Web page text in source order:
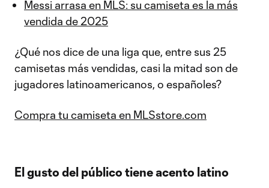
Messi arrasa en MLS: su camiseta es la más
vendida de 2025
¿Qué nos dice de una liga que, entre sus 25
camisetas más vendidas, casi la mitad son de
jugadores latinoamericanos, o españoles?
Compra tu camiseta en MLSstore.com
El gusto del público tiene acento latino